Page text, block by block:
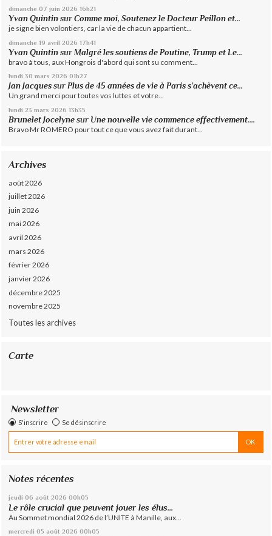
dimanche 07 juin 2026 16h21
Yvan Quintin surComme moi, Soutenez le Docteur Peillon et...
je signe bien volontiers, car la vie de chacun appartient...
dimanche 19 avril 2026 17h41
Yvan Quintin surMalgré les soutiens de Poutine, Trump et Le...
bravo à tous, aux Hongrois d'abord qui sont su comment...
lundi 30 mars 2026 01h27
Jan Jacques surPlus de 45 années de vie à Paris s’achèvent ce...
Un grand merci pour toutes vos luttes et votre...
lundi 23 mars 2026 13h35
Brunelet Jocelyne sur Une nouvelle vie commence effectivement....
Bravo Mr ROMERO pour tout ce que vous avez fait durant...
Archives
août 2026
juillet 2026
juin 2026
mai 2026
avril 2026
mars 2026
février 2026
janvier 2026
décembre 2025
novembre 2025
Toutes les archives
Carte
Newsletter
S'inscrire Se désinscrire
Notes récentes
jeudi 06 août 2026 00h05
Le rôle crucial que peuvent jouer les élus...
Au Sommet mondial 2026 de l’UNITE à Manille, aux...
mercredi 05 août 2026 00h05